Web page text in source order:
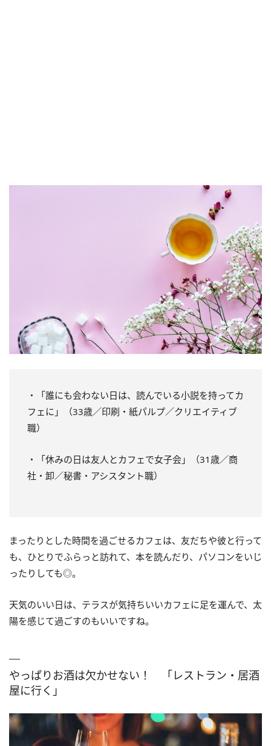
・「誰にも会わない日は、読んでいる小説を持ってカ
フェに」（33歳／印刷・紙パルプ／クリエイティブ
職）
・「休みの日は友人とカフェで女子会」（31歳／商
社・卸／秘書・アシスタント職）
まったりとした時間を過ごせるカフェは、友だちや彼と行って
も、ひとりでふらっと訪れて、本を読んだり、パソコンをいじ
ったりしても◎。
天気のいい日は、テラスが気持ちいいカフェに足を運んで、太
陽を感じて過ごすのもいいですね。
やっぱりお酒は欠かせない！ 「レストラン・居酒
屋に行く」